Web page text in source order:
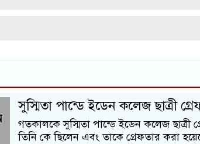
সুস্মিতা পান্ডে ইডেন কলেজ ছাত্রী
গতকালকে সুস্মিতা পান্ডে ইডেন কলেজ ছাত্রী
তিনি কে ছিলেন এবং তাকে গ্রেফতার করা